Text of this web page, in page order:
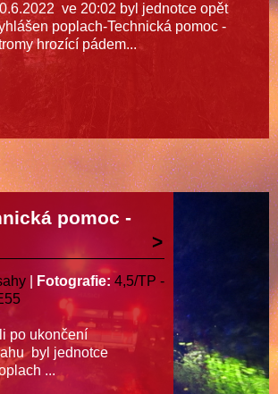
ve 20:02 byl jednotce opět
poplach-Technická pomoc -
hrozící pádem...
pomoc -
Fotografie: 4,5/TP -
po ukončení
byl jednotce
...